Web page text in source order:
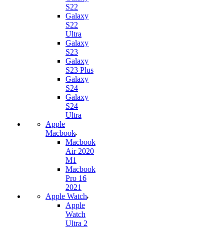
S22
Galaxy
S22
Ultra
Galaxy
S23
Galaxy
S23 Plus
Galaxy
S24
Galaxy
S24
Ultra
Apple
Macbook
Macbook
Air 2020
M1
Macbook
Pro 16
2021
Apple Watch
Apple
Watch
Ultra 2